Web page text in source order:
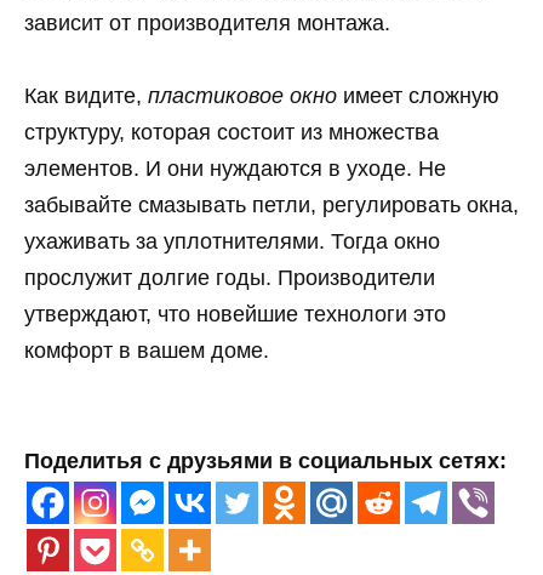
зависит от производителя монтажа.
Как видите, пластиковое окно имеет сложную
структуру, которая состоит из множества
элементов. И они нуждаются в уходе. Не
забывайте смазывать петли, регулировать окна,
ухаживать за уплотнителями. Тогда окно
прослужит долгие годы. Производители
утверждают, что новейшие технологи это
комфорт в вашем доме.
Поделитья с друзьями в социальных сетях: